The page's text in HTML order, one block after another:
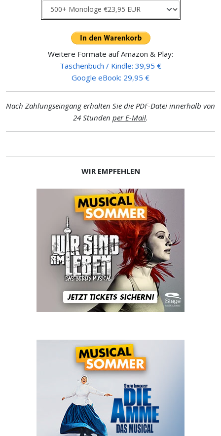
Weitere Formate auf Amazon & Play:
Taschenbuch / Kindle: 39,95 €
Google eBook: 29,95 €
Nach Zahlungseingang erhalten Sie die PDF-Datei innerhalb von
24 Stunden per E-Mail.
WIR EMPFEHLEN